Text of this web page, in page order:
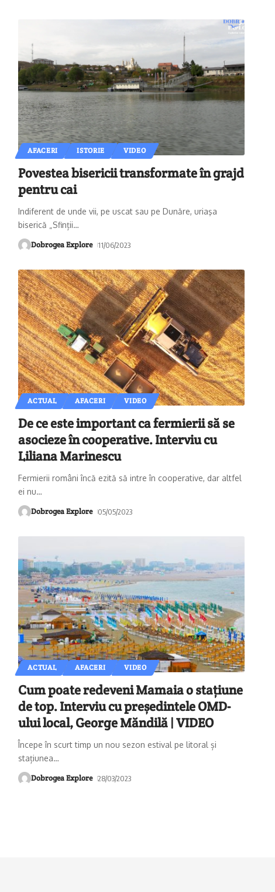
AFACERI ISTORIE VIDEO
Povestea bisericii transformate în grajd
pentru cai
Indiferent de unde vii, pe uscat sau pe Dunăre, uriaşa
biserică „Sfinții…
Dobrogea Explore
11/06/2023
ACTUAL AFACERI VIDEO
De ce este important ca fermierii să se
asocieze în cooperative. Interviu cu
Liliana Marinescu
Fermierii români încă ezită să intre în cooperative, dar altfel
ei nu…
Dobrogea Explore
05/05/2023
ACTUAL AFACERI VIDEO
Cum poate redeveni Mamaia o stațiune
de top. Interviu cu președintele OMD-
ului local, George Măndilă | VIDEO
Începe în scurt timp un nou sezon estival pe litoral și
stațiunea…
Dobrogea Explore 28/03/2023